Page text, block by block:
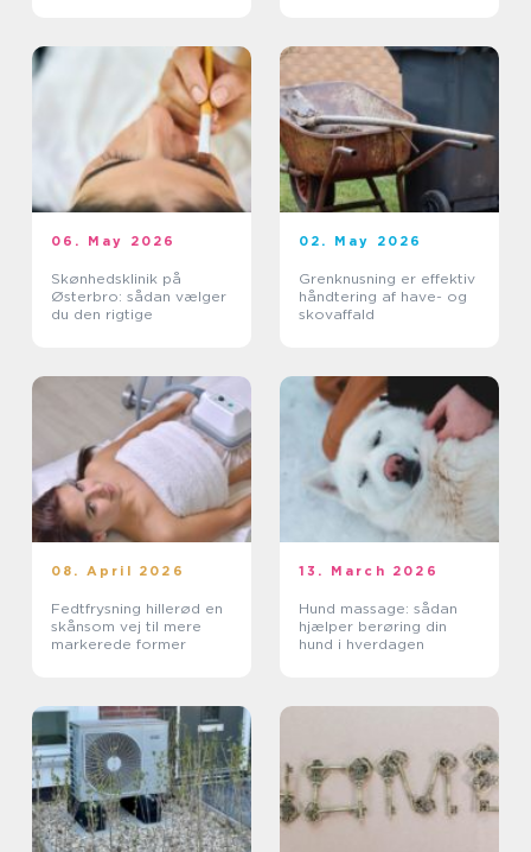
06. May 2026
Skønhedsklinik på
Østerbro: sådan vælger
du den rigtige
02. May 2026
Grenknusning er effektiv
håndtering af have- og
skovaffald
08. April 2026
Fedtfrysning hillerød en
skånsom vej til mere
markerede former
13. March 2026
Hund massage: sådan
hjælper berøring din
hund i hverdagen